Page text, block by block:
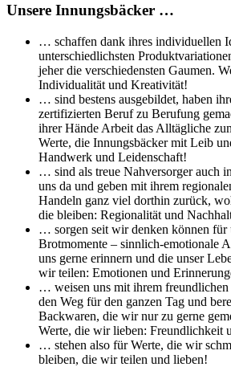
Unsere Innungsbäcker …
… schaffen dank ihres individuellen
unterschiedlichsten
jeher die verschiedensten Gaumen.
Individualität und Kreativität!
… sind bestens ausgebildet, haben
zertifizierten Beruf zu Berufung
ihrer Hände Arbeit das Alltägliche
Werte, die Innungsbäcker mit Leib
Handwerk und Leidenschaft!
… sind als treue Nahversorger auch
uns da und geben mit ihrem
Handeln ganz viel dorthin zurück,
die bleiben: Regionalität und
… sorgen seit wir denken können für
Brotmomente – sinnlich-emotionale
uns gerne erinnern und die unser
wir teilen: Emotionen und
… weisen uns mit ihrem
den Weg für den ganzen Tag und
Backwaren, die wir nur zu gerne
Werte, die wir lieben: Freundlichkeit
… stehen also für Werte, die wir
bleiben, die wir teilen und lieben!